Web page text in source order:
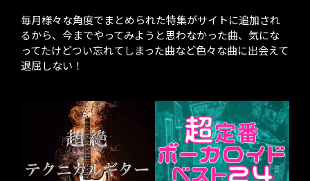
毎月様々な角度でまとめられた特集がサイトに追加され
るから、今までやってみようと思わなかった曲、気にな
ってたけどつい忘れてしまった曲など色々な曲に出会えて
退屈しない！